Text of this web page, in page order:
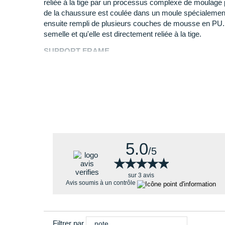
Sa rigidité modérée et son amorti pour une
reliée à la tige par un processus complexe de
de la chaussure est coulée dans un moule
ensuite rempli de plusieurs couches de mousse en
semelle et qu'elle est directement reliée à la tige.
SUPPORT FRAME
amortissantes, même après avoir parcouru de
MODERATELY STIFF
5.0/5
★★★★★
★★★★★
sur 3 avis
Avis soumis à un contrôle